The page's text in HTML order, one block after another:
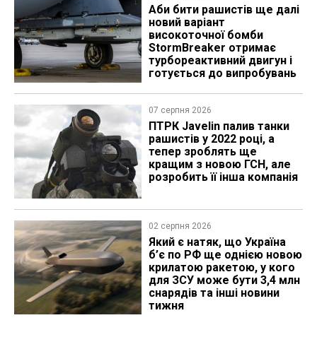
Аби бити рашистів ще далі
новий варіант
високоточної бомби
StormBreaker отримає
турбореактивний двигун і
готується до випробувань
07 серпня 2026
ПТРК Javelin палив танки
рашистів у 2022 році, а
тепер зроблять ще
кращим з новою ГСН, але
розробить її інша компанія
02 серпня 2026
Який є натяк, що Україна
б’є по РФ ще однією новою
крилатою ракетою, у кого
для ЗСУ може бути 3,4 млн
снарядів та інші новини
тижня